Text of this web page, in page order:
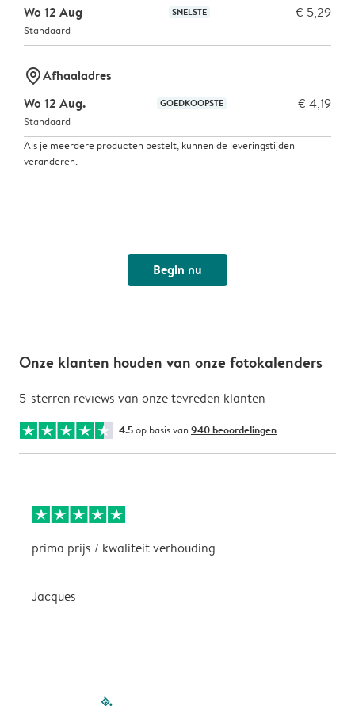
Wo 12 Aug SNELSTE € 5,29
Standaard
marker-pinAfhaaladres
Wo 12 Aug.
GOEDKOOPSTE € 4,19
Standaard
Als je meerdere producten bestelt, kunnen de leveringstijden
veranderen.
Begin nu
Onze klanten houden van onze fotokalenders
5-sterren reviews van onze tevreden klanten
4.5op basis van 940 beoordelingen
prima prijs / kwaliteit verhouding
Jacques
filled-pagination